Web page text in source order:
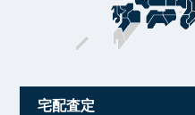
宅配査定